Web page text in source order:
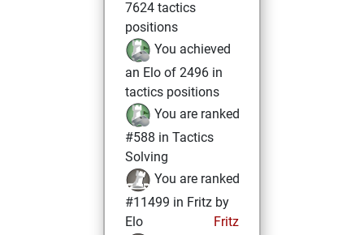
7624 tactics
positions
You achieved
an Elo of 2496 in
tactics positions
You are ranked
#588 in Tactics
Solving
You are ranked
#11499 in Fritz by
Elo
Fritz